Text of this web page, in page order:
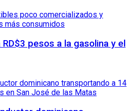
pesos a la gasolina y el